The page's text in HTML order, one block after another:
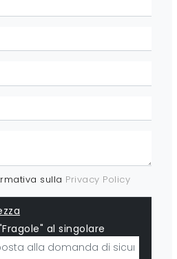
sulla Privacy Policy
al singolare